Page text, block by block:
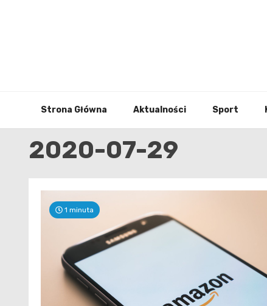
Strona Główna Aktualności Sport
2020-07-29
1 minuta